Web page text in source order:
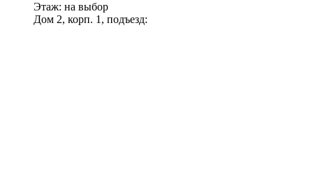
Этаж: на выбор
Дом 2, корп. 1, подъезд: